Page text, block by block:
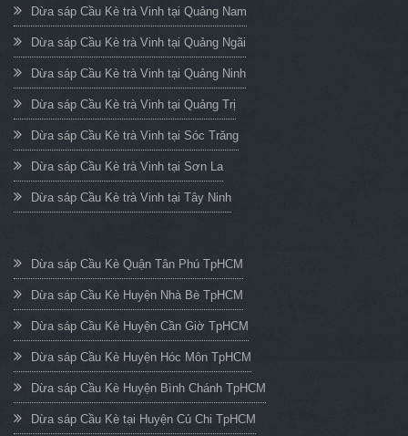
Dừa sáp Cầu Kè trà Vinh tại Quảng Nam
Dừa sáp Cầu Kè trà Vinh tại Quảng Ngãi
Dừa sáp Cầu Kè trà Vinh tại Quảng Ninh
Dừa sáp Cầu Kè trà Vinh tại Quảng Trị
Dừa sáp Cầu Kè trà Vinh tại Sóc Trăng
Dừa sáp Cầu Kè trà Vinh tại Sơn La
Dừa sáp Cầu Kè trà Vinh tại Tây Ninh
Dừa sáp Cầu Kè Quận Tân Phú TpHCM
Dừa sáp Cầu Kè Huyện Nhà Bè TpHCM
Dừa sáp Cầu Kè Huyện Cần Giờ TpHCM
Dừa sáp Cầu Kè Huyện Hóc Môn TpHCM
Dừa sáp Cầu Kè Huyện Bình Chánh TpHCM
Dừa sáp Cầu Kè tại Huyện Củ Chi TpHCM